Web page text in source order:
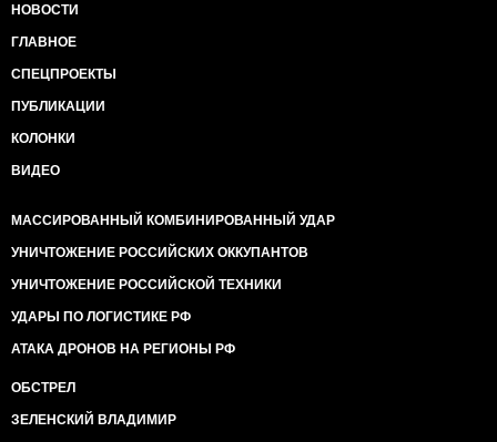
НОВОСТИ
ГЛАВНОЕ
СПЕЦПРОЕКТЫ
ПУБЛИКАЦИИ
КОЛОНКИ
ВИДЕО
МАССИРОВАННЫЙ КОМБИНИРОВАННЫЙ УДАР
УНИЧТОЖЕНИЕ РОССИЙСКИХ ОККУПАНТОВ
УНИЧТОЖЕНИЕ РОССИЙСКОЙ ТЕХНИКИ
УДАРЫ ПО ЛОГИСТИКЕ РФ
АТАКА ДРОНОВ НА РЕГИОНЫ РФ
ОБСТРЕЛ
ЗЕЛЕНСКИЙ ВЛАДИМИР